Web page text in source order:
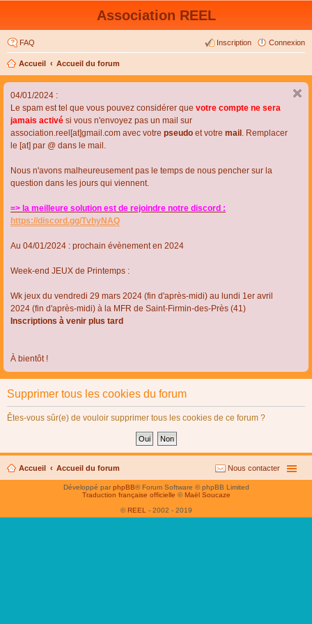
Association REEL
FAQ Connexion
Inscription
Accueil Accueil du forum
04/01/2024 :
Le spam est tel que vous pouvez considérer que votre compte ne sera
jamais activé si vous n'envoyez pas un mail sur
association.reel[at]gmail.com avec votre pseudo et votre mail . Remplacer
le [at] par @ dans le mail.
Nous n'avons malheureusement pas le temps de nous pencher sur la
question dans les jours qui viennent.
=> la meilleure solution est de rejoindre notre discord :
https://discord.gg/TvhyNAQ
Au 04/01/2024 : prochain évènement en 2024
Week-end JEUX de Printemps :
Wk jeux du vendredi 29 mars 2024 (fin d'après-midi) au lundi 1er avril
2024 (fin d'après-midi) à la MFR de Saint-Firmin-des-Près (41)
Inscriptions à venir plus tard
À bientôt !
Supprimer tous les cookies du forum
Êtes-vous sûr(e) de vouloir supprimer tous les cookies de ce forum ?
Accueil Accueil du forum Nous contacter
Développé parphpBB® Forum Software © phpBB Limited
Traduction française officielle © Maël Soucaze
© REEL - 2002 - 2019